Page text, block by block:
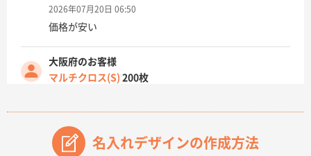
2026年07月20日 06:50
価格が安い
大阪府のお客様
マルチクロス(S) 200枚
原稿データ流用が可能で価格が妥当なこと
兵庫県のお客様名入れデザインの作成方法